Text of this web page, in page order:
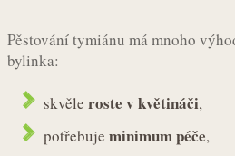
Pěstování tymiánu má mnoho
bylinka:
skvěle roste v květináči,
potřebuje minimum péče,